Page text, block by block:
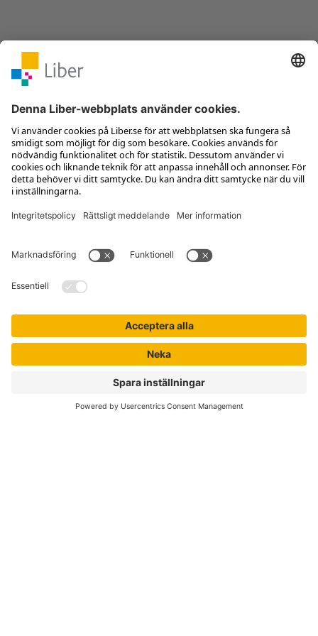
Kontakta kundservice
Jobba hos oss
Om Liber
Nyhetsbrev